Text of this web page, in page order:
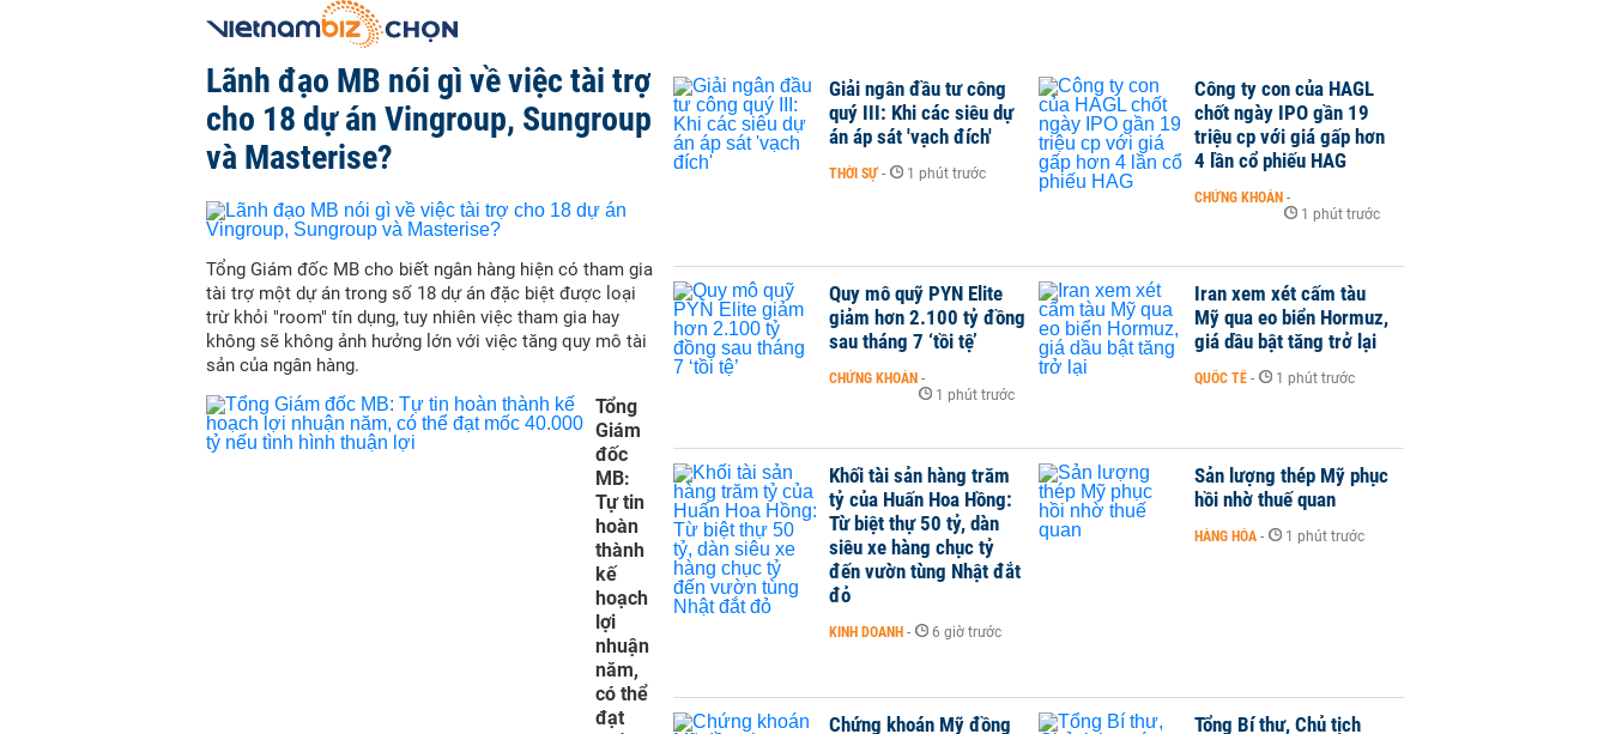
Lãnh đạo MB nói gì về việc tài trợ
cho 18 dự án Vingroup, Sungroup
và Masterise?
Tổng Giám đốc MB cho biết ngân hàng hiện có tham gia
tài trợ một dự án trong số 18 dự án đặc biệt được loại
trừ khỏi "room" tín dụng, tuy nhiên việc tham gia hay
không sẽ không ảnh hưởng lớn với việc tăng quy mô tài
sản của ngân hàng.
Tổng
Giám
đốc
MB:
Tự tin
hoàn
thành
kế
hoạch
lợi
nhuận
năm,
có thể
đạt
Giải ngân đầu tư công
quý III: Khi các siêu dự
án áp sát 'vạch đích'
THỜI SỰ - 1 phút trước
Công ty con của HAGL
chốt ngày IPO gần 19
triệu cp với giá gấp hơn
4 lần cổ phiếu HAG
CHỨNG KHOÁN -
1 phút trước
Quy mô quỹ PYN Elite
giảm hơn 2.100 tỷ đồng
sau tháng 7 ‘tồi tệ’
CHỨNG KHOÁN -
1 phút trước
Iran xem xét cấm tàu
Mỹ qua eo biển Hormuz,
giá dầu bật tăng trở lại
QUỐC TẾ - 1 phút trước
Khối tài sản hàng trăm
tỷ của Huấn Hoa Hồng:
Từ biệt thự 50 tỷ, dàn
siêu xe hàng chục tỷ
đến vườn tùng Nhật đắt
đỏ
KINH DOANH - 6 giờ trước
Sản lượng thép Mỹ phục
hồi nhờ thuế quan
HÀNG HÓA - 1 phút trước
Chứng khoán Mỹ đồng Tổng Bí thư, Chủ tịch